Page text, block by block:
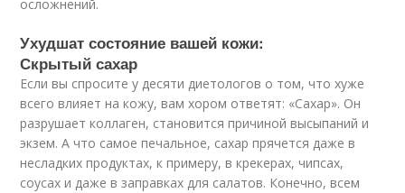
осложнений.
Ухудшат состояние вашей кожи:
Скрытый сахар
Если вы спросите у десяти диетологов о том, что хуже
всего влияет на кожу, вам хором ответят: «Сахар». Он
разрушает коллаген, становится причиной высыпаний и
экзем. А что самое печальное, сахар прячется даже в
несладких продуктах, к примеру, в крекерах, чипсах,
соусах и даже в заправках для салатов. Конечно, всем